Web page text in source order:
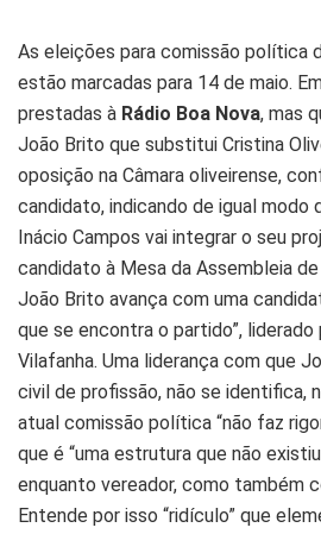
As eleições para comissão política
estão marcadas para 14 de maio.
prestadas à Rádio Boa Nova, mas
João Brito que substitui Cristina
oposição na Câmara oliveirense,
candidato, indicando de igual modo
Inácio Campos vai integrar o seu
candidato à Mesa da Assembleia
João Brito avança com uma
que se encontra o partido”, liderado
Vilafanha. Uma liderança com que
civil de profissão, não se identifica,
atual comissão política “não faz
que é “uma estrutura que não
enquanto vereador, como também
Entende por isso “ridículo” que